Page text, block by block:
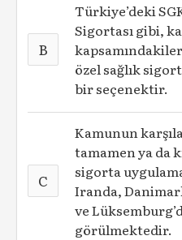
B
Türkiye’deki
Sigortası gibi,
özel sağlık
bir seçenektir.
C
Kamunun
tamamen ya da
sigorta
Iranda,
ve
görülmektedir.